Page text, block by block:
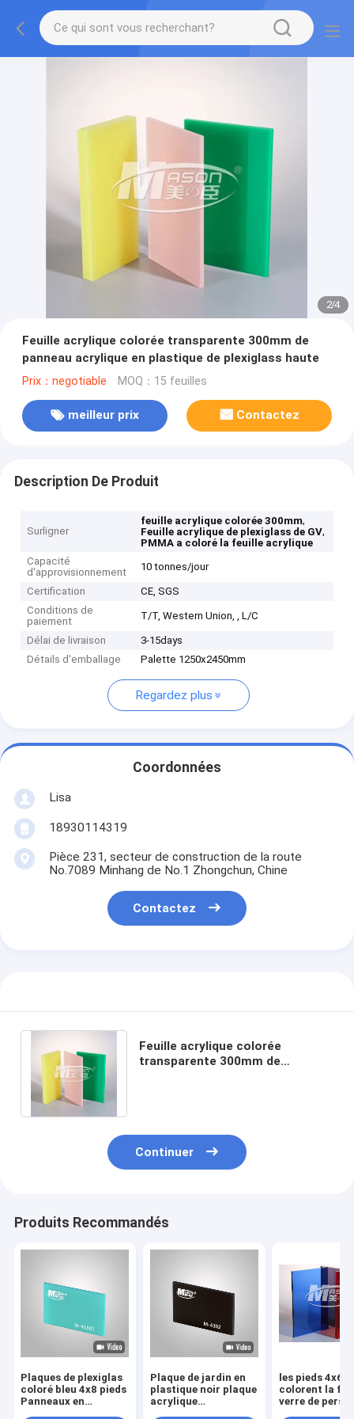
2/4
Feuille acrylique colorée transparente 300mm de
panneau acrylique en plastique de plexiglass haute
Prix：negotiable MOQ：15 feuilles
meilleur prix Contactez
Description De Produit
Surligner
feuille acrylique colorée 300mm,
Feuille acrylique de plexiglass de GV,
PMMA a coloré la feuille acrylique
Capacité
d'approvisionnement
10 tonnes/jour
Certification
CE, SGS
Conditions de
paiement
T/T, Western Union, , L/C
Délai de livraison
3-15days
Détails d'emballage
Palette 1250x2450mm
Regardez plus
Coordonnées
Lisa
18930114319
Pièce 231, secteur de construction de la route
No.7089 Minhang de No.1 Zhongchun, Chine
Contactez
Feuille acrylique colorée
transparente 300mm de
Continuer
Produits Recommandés
Plaques de plexiglas
coloré bleu 4x8 pieds
Panneaux en
Plaque de jardin en
plastique noir plaque
acrylique
les pieds 4x6
colorent la
verre de